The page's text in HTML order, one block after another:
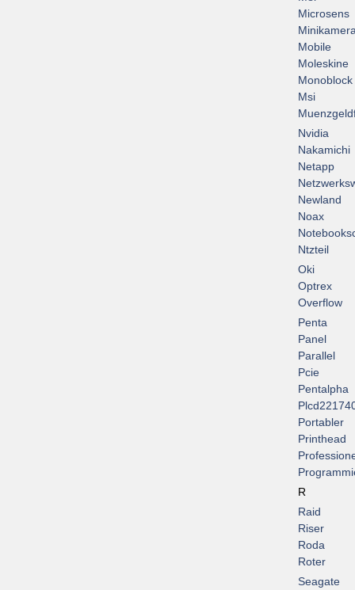
Microsens
Mobile
Moleskine
Monoblock
Msi
Nvidia
Nakamichi
Netapp
Newland
Noax
Ntzteil
Oki
Optrex
Overflow
Penta
Panel
Parallel
Pcie
Pentalpha
Portabler
Printhead
R
Raid
Riser
Roda
Roter
Seagate